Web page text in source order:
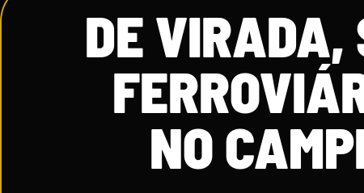
DE VIRADA,
NO